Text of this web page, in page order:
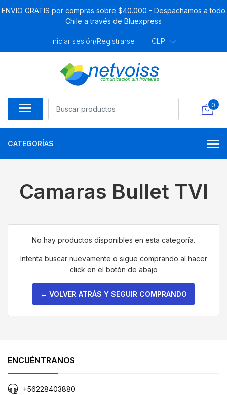
ENVIO GRATIS por compras sobre $40.000 - Despachamos a todo
Chile a través de Bluexpress
Iniciar sesión/Registrarse CLP
0
CATEGORÍAS
Camaras Bullet TVI
No hay productos disponibles en esta categoría.
Intenta buscar nuevamente o sigue comprando al hacer
click en el botón de abajo
← VOLVER ATRÁS Y SEGUIR COMPRANDO
ENCUÉNTRANOS
+56228403880